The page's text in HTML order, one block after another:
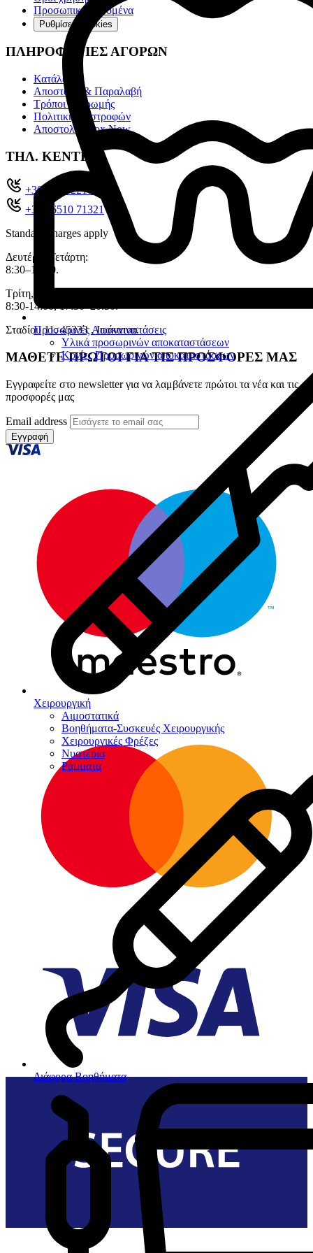
Προσωρινές Αποκαταστάσεις
Υλικά προσωρινών αποκαταστάσεων
Κονίες Προσωρινών αποκαταστάσεων
Χειρουργική
Αιμοστατικά
Βοηθήματα-Συσκευές Χειρουργικής
Χειρουργικές Φρέζες
Νυστέρια
Ράµµατα
Διάφορα Βοηθήματα
Προσωπικά Δεδομένα
Ρυθμίσεις cookies
ΠΛΗΡΟΦΟΡΙΕΣ ΑΓΟΡΩΝ
Κατάλογοι
Αποστολή & Παραλαβή
Τρόποι πληρωμής
Πολιτική επιστροφών
Αποστολές Box Now
ΤΗΛ. ΚΕΝΤΡΟ
+302651022104
+30 26510 71321
Standard charges apply
Δευτέρα, Τετάρτη:
8:30–14:00.
Τρίτη, Πέμπτη, Παρασκευή:
8:30-14:00, 17:30–20:30.
Σταδίου 11, 45333 , Ιωάννινα.
ΜΑΘΕΤΕ ΠΡΩΤΟΙ ΓΙΑ ΤΙΣ ΠΡΟΣΦΟΡΕΣ ΜΑΣ
Εγγραφείτε στο newsletter για να λαμβάνετε πρώτοι τα νέα και τις
προσφορές μας
Email address
Εγγραφή